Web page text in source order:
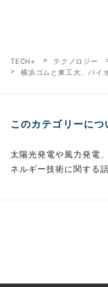
TECH+ テクノロジー
横浜ゴムと東工大、バイ
このカテゴリーにつ
太陽光発電や風力発電
ネルギー技術に関する